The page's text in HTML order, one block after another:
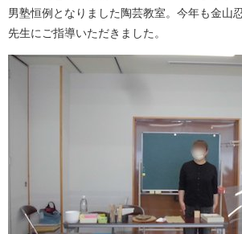
男塾恒例となりました陶芸教室。今年も金山
先生にご指導いただきました。